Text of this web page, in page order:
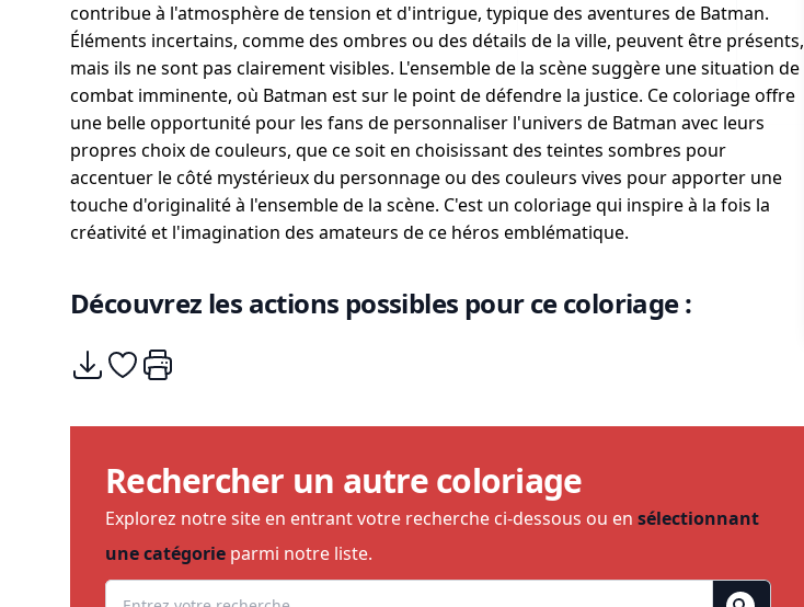
contribue à l'atmosphère de tension et d'intrigue, typique des aventures de Batman.
Éléments incertains, comme des ombres ou des détails de la ville, peuvent être présents,
mais ils ne sont pas clairement visibles. L'ensemble de la scène suggère une situation de
combat imminente, où Batman est sur le point de défendre la justice. Ce coloriage offre
une belle opportunité pour les fans de personnaliser l'univers de Batman avec leurs
propres choix de couleurs, que ce soit en choisissant des teintes sombres pour
accentuer le côté mystérieux du personnage ou des couleurs vives pour apporter une
touche d'originalité à l'ensemble de la scène. C'est un coloriage qui inspire à la fois la
créativité et l'imagination des amateurs de ce héros emblématique.
Découvrez les actions possibles pour ce coloriage :
Télécharger
Ajouter à mes coups de coeurs
Imprimer
Rechercher un autre coloriage
Explorez notre site en entrant votre recherche ci-dessous ou en sélectionnant
une catégorie parmi notre liste.